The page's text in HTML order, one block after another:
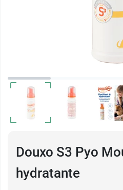
Douxo S3 Pyo
hydratante